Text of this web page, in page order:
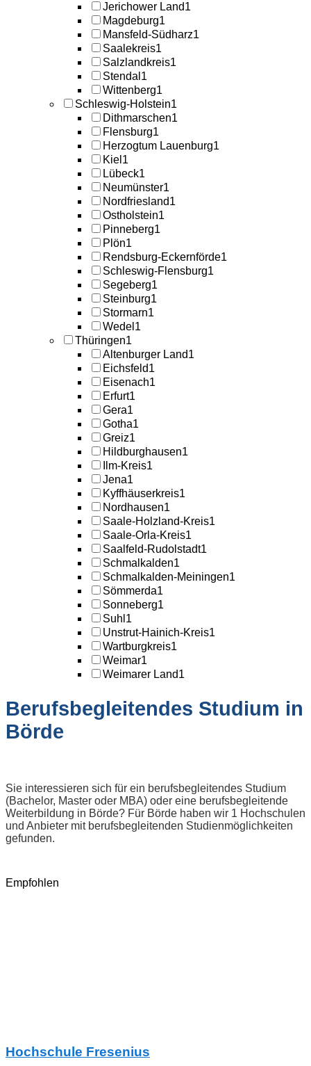
Jerichower Land1
Magdeburg1
Mansfeld-Südharz1
Saalekreis1
Salzlandkreis1
Stendal 1
Wittenberg1
Schleswig-Holstein1
Dithmarschen1
Flensburg1
Herzogtum Lauenburg1
Kiel 1
Lübeck1
Neumünster1
Nordfriesland1
Ostholstein1
Pinneberg1
Plön1
Rendsburg-Eckernförde1
Schleswig-Flensburg1
Segeberg1
Steinburg1
Stormarn1
Wedel 1
Thüringen1
Altenburger Land1
Eichsfeld1
Eisenach1
Erfurt1
Gera1
Gotha1
Greiz1
Hildburghausen1
Ilm-Kreis1
Jena1
Kyffhäuserkreis1
Nordhausen1
Saale-Holzland-Kreis1
Saale-Orla-Kreis1
Saalfeld-Rudolstadt1
Schmalkalden1
Schmalkalden-Meiningen1
Sömmerda1
Sonneberg1
Suhl 1
Unstrut-Hainich-Kreis1
Wartburgkreis1
Weimar1
Weimarer Land1
Berufsbegleitendes Studium in
Börde
Sie interessieren sich für ein berufsbegleitendes Studium
(Bachelor, Master oder MBA) oder eine berufsbegleitende
Weiterbildung in Börde? Für Börde haben wir 1 Hochschulen
und Anbieter mit berufsbegleitenden Studienmöglichkeiten
gefunden.
Empfohlen
Hochschule Fresenius